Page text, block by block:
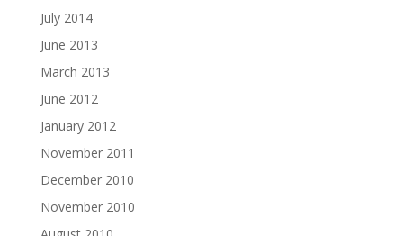
July 2014
June 2013
March 2013
June 2012
January 2012
November 2011
December 2010
November 2010